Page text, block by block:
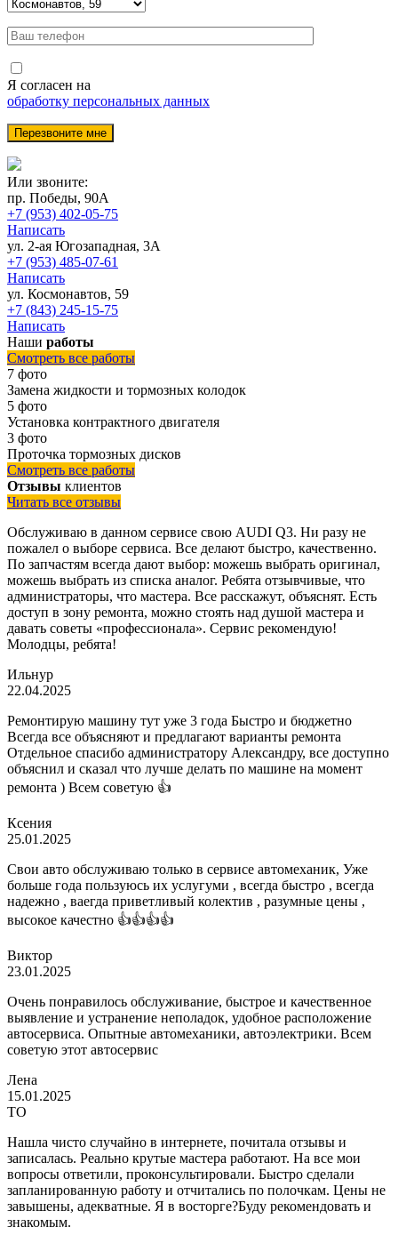
Я согласен на
обработку персональных данных
Или звоните:
пр. Победы, 90А
+7 (953) 402-05-75
Написать
ул. 2-ая Югозападная, 3А
+7 (953) 485-07-61
Написать
ул. Космонавтов, 59
+7 (843) 245-15-75
Написать
Наши работы
Смотреть все работы
7 фото
Замена жидкости и тормозных колодок
5 фото
Установка контрактного двигателя
3 фото
Проточка тормозных дисков
Смотреть все работы
Отзывы клиентов
Читать все отзывы
Обслуживаю в данном сервисе свою AUDI Q3. Ни разу не
пожалел о выборе сервиса. Все делают быстро, качественно.
По запчастям всегда дают выбор: можешь выбрать оригинал,
можешь выбрать из списка аналог. Ребята отзывчивые, что
администраторы, что мастера. Все расскажут, объяснят. Есть
доступ в зону ремонта, можно стоять над душой мастера и
давать советы «профессионала». Сервис рекомендую!
Молодцы, ребята!
Ильнур
22.04.2025
Ремонтирую машину тут уже 3 года Быстро и бюджетно
Всегда все объясняют и предлагают варианты ремонта
Отдельное спасибо администратору Александру, все доступно
объяснил и сказал что лучше делать по машине на момент
ремонта ) Всем советую 👍
Ксения
25.01.2025
Свои авто обслуживаю только в сервисе автомеханик, Уже
больше года пользуюсь их услугуми , всегда быстро , всегда
надежно , ваегда приветливый колектив , разумные цены ,
высокое качестно 👍👍👍👍
Виктор
23.01.2025
Очень понравилось обслуживание, быстрое и качественное
выявление и устранение неполадок, удобное расположение
автосервиса. Опытные автомеханики, автоэлектрики. Всем
советую этот автосервис
Лена
15.01.2025
ТО
Нашла чисто случайно в интернете, почитала отзывы и
записалась. Реально крутые мастера работают. На все мои
вопросы ответили, проконсультировали. Быстро сделали
запланированную работу и отчитались по полочкам. Цены не
завышены, адекватные. Я в восторге?Буду рекомендовать и
знакомым.